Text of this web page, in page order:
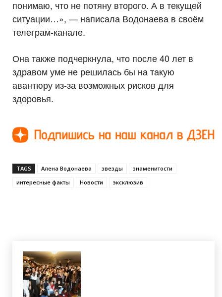
понимаю, что не потяну второго. А в текущей
ситуации…», — написала Водонаева в своём
телеграм-канале.
Она также подчеркнула, что после 40 лет в
здравом уме не решилась бы на такую
авантюру из-за возможных рисков для
здоровья.
TAGS Алена Водонаева звезды
знаменитости
интересные факты
Новости эксклюзив